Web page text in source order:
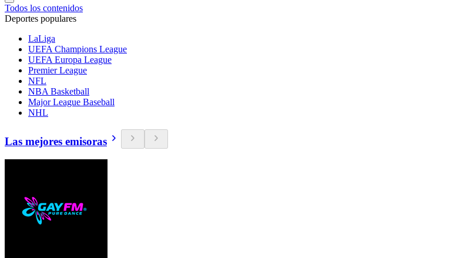
Todos los contenidos
Deportes populares
LaLiga
UEFA Champions League
UEFA Europa League
Premier League
NFL
NBA Basketball
Major League Baseball
NHL
Las mejores emisoras